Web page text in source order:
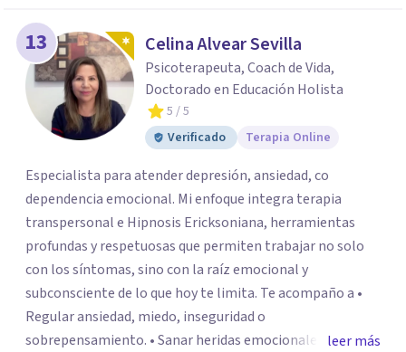
13 Celina Alvear Sevilla
Psicoterapeuta, Coach de Vida,
Doctorado en Educación Holista
5 / 5
Verificado
Terapia Online
Especialista para atender depresión, ansiedad, co
dependencia emocional. Mi enfoque integra terapia
transpersonal e Hipnosis Ericksoniana, herramientas
profundas y respetuosas que permiten trabajar no solo
con los síntomas, sino con la raíz emocional y
subconsciente de lo que hoy te limita. Te acompaño a •
Regular ansiedad, miedo, inseguridad o
sobrepensamiento. • Sanar heridas emocionales yleer más